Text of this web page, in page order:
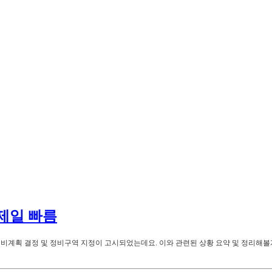
일 빠름
계획 결정 및 정비구역 지정이 고시되었는데요. 이와 관련된 상황 요약 및 정리해